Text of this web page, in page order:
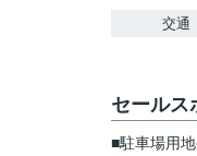
交通
セールス
■駐車場用